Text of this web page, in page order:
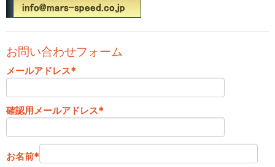
お問い合わせフォーム
メールアドレス*
確認用メールアドレス*
お名前*